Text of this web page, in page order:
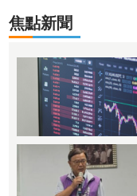
焦點新聞